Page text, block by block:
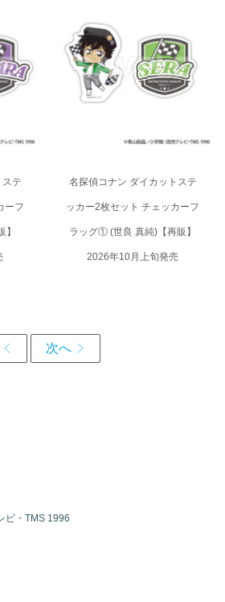
テッ
ラッ
年
テ
ーフ
名探偵コナン ダイカットステッ
カー2枚セット チェッカーフラッ
グ① (世良 真純)【再販】 2026年
10月上旬発売
名探偵コナン ダイカットステ
ッカー2枚セット チェッカーフ
ラッグ① (世良 真純)【再販】
2026年10月上旬発売
ビ・TMS 1996